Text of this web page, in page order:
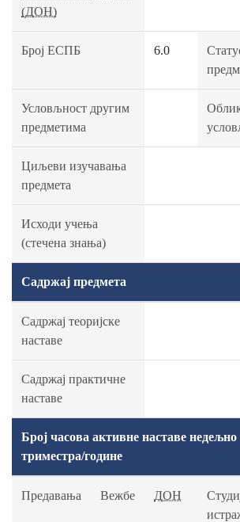
(ДОН)
Број ЕСПБ 6.0
Условљност другим
предметима
Циљеви изучавања
предмета
Исходи учења
(стечена знања)
Садржај предмета
Садржај теоријске
наставе
Садржај практичне
наставе
Број часова активне наставе
триместра/године
Предавања Вежбе ДОН